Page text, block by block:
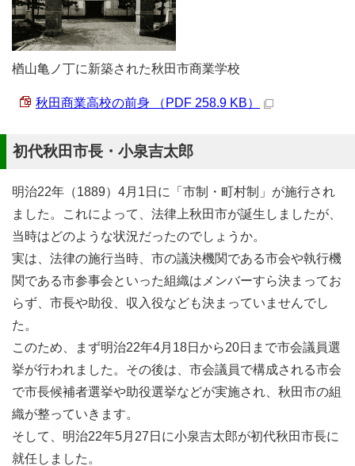
楢山亀ノ丁に新築された秋田市商業学校
秋田商業高校の前身 （PDF 258.9 KB）
初代秋田市長・小泉吉太郎
明治22年（1889）4月1日に「市制・町村制」が施行され
ました。これによって、法律上秋田市が誕生しましたが、
当時はどのような状況だったのでしょうか。
実は、法律の施行当時、市の議決機関である市会や執行機
関である市参事会といった組織はメンバーすら決まってお
らず、市長や助役、収入役なども決まっていませんでし
た。
このため、まず明治22年4月18日から20日まで市会議員選
挙が行われました。その後は、市会議員で構成される市会
で市長候補者選挙や助役選挙などが実施され、秋田市の組
織が整っていきます。
そして、明治22年5月27日に小泉吉太郎が初代秋田市長に
就任しました。